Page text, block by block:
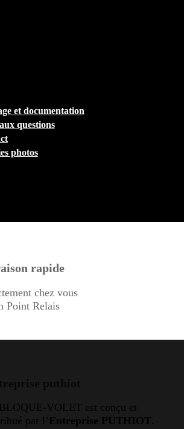
et documentation
questions
photos
rapide
chez vous
Point Relais
VOLET est conçu et
par l’ Entreprise PUTHIOT.